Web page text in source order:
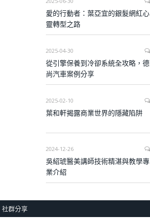
愛的行動者：葉亞宜的銀髮網紅心
靈轉型之路
2025-04-30
從引擎保養到冷卻系統全攻略，德
尚汽車案例分享
2025-02-10
葉和軒揭露商業世界的隱藏陷阱
2024-12-26
吳紹琥醫美講師技術精湛與教學專
業介紹
社群分享